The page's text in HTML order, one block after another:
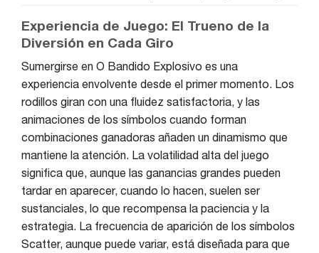
Experiencia de Juego: El Trueno de la
Diversión en Cada Giro
Sumergirse en O Bandido Explosivo es una
experiencia envolvente desde el primer momento. Los
rodillos giran con una fluidez satisfactoria, y las
animaciones de los símbolos cuando forman
combinaciones ganadoras añaden un dinamismo que
mantiene la atención. La volatilidad alta del juego
significa que, aunque las ganancias grandes pueden
tardar en aparecer, cuando lo hacen, suelen ser
sustanciales, lo que recompensa la paciencia y la
estrategia. La frecuencia de aparición de los símbolos
Scatter, aunque puede variar, está diseñada para que